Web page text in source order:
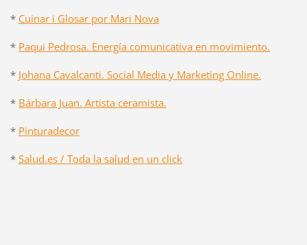
* Cuinar i Glosar por Mari Nova
* Paqui Pedrosa. Energía comunicativa en movimiento.
* Johana Cavalcanti. Social Media y Marketing Online.
* Bárbara Juan. Artista ceramista.
* Pinturadecor
* Salud.es / Toda la salud en un click